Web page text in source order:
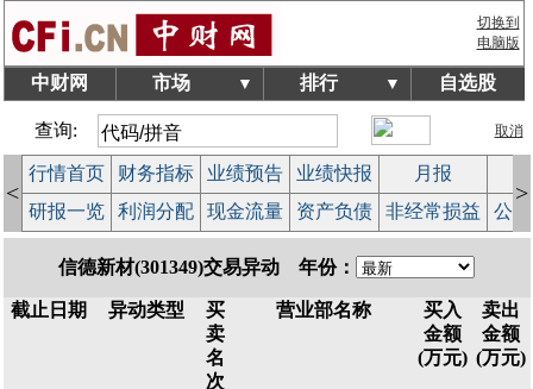
切换到
电脑版
中财网 市场 ▼ 排行 ▼ 自选股
查询: 取消
<
行情首页 财务指标 业绩预告 业绩快报 月报
研报一览
利润分配 现金流量 资产负债 非经常损益 公
>
信德新材(301349)交易异动 年份：
截止日期 异动类型
买
卖
名
次
营业部名称
买入
金额
(万元)
卖出
金额
(万元)